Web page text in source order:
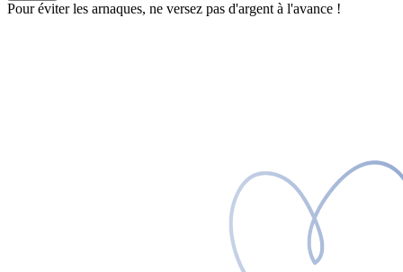
Pour éviter les arnaques, ne versez pas d'argent à l'avance !